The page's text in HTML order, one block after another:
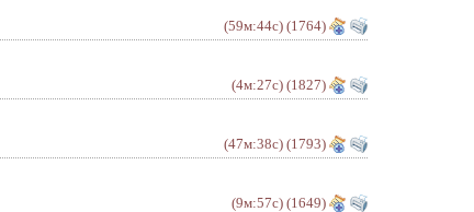
(59м:44с) (1764)
(4м:27с) (1827)
(47м:38с) (1793)
(9м:57с) (1649)